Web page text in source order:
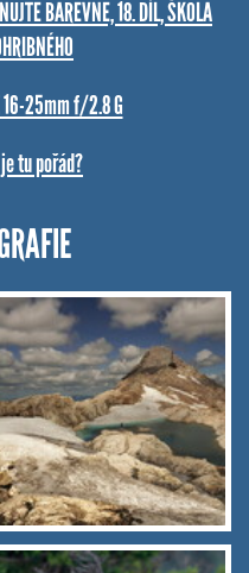
BAREVNĚ, 18. DÍL, ŠKOLA
25mm f/2.8 G
tu pořád?